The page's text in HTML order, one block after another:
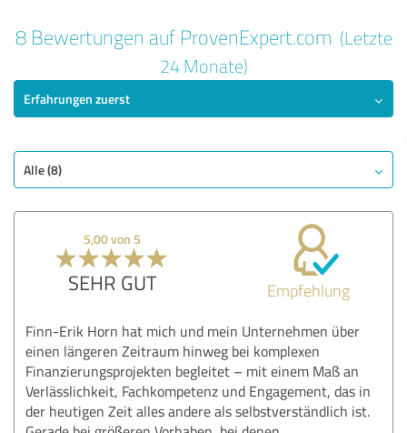
SEHR GUT
Nutzen
Leistungen
Durchführung
Beratung
Bewertung anzeigen
8 Bewertungen auf ProvenExpert.com (Letzte
24 Monate)
Erfahrungen zuerst
Alle (8)
5,00 von 5
SEHR GUT Empfehlung
Finn-Erik Horn hat mich und mein Unternehmen über
einen längeren Zeitraum hinweg bei komplexen
Finanzierungsprojekten begleitet – mit einem Maß an
Verlässlichkeit, Fachkompetenz und Engagement, das in
der heutigen Zeit alles andere als selbstverständlich ist.